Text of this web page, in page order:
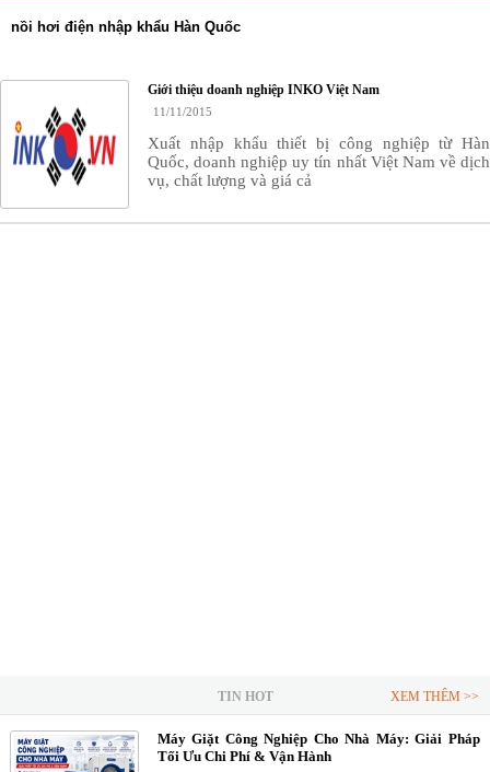
nồi hơi điện nhập khẩu Hàn Quốc
Giới thiệu doanh nghiệp INKO Việt Nam
11/11/2015
Xuất nhập khẩu thiết bị công nghiệp từ Hàn
Quốc, doanh nghiệp uy tín nhất Việt Nam về dịch
vụ, chất lượng và giá cả
TIN HOT XEM THÊM >>
Máy Giặt Công Nghiệp Cho Nhà Máy: Giải Pháp
Tối Ưu Chi Phí & Vận Hành